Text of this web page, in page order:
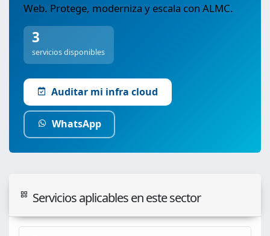
Web. Protege, moderniza y escala con ALMC.
3
servicios disponibles
Auditar mi infra cloud
WhatsApp
Servicios aplicables en este sector